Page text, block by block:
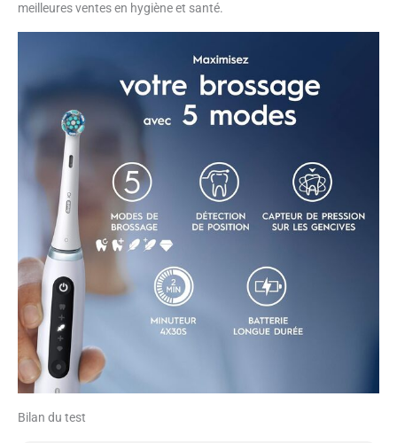
meilleures ventes en hygiène et santé.
Bilan du test